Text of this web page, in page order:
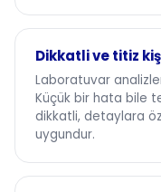
Dikkatli ve titiz
Laboratuvar
Küçük bir hata bile
dikkatli, detaylara
uygundur.